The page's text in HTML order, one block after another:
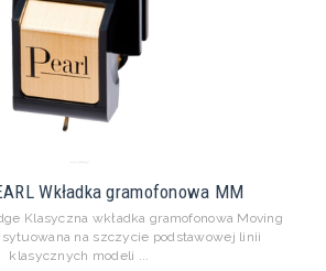
Wkładka gramofonowa MM
Klasyczna wkładka gramofonowa Moving
na szczycie podstawowej linii
klasycznych modeli ...